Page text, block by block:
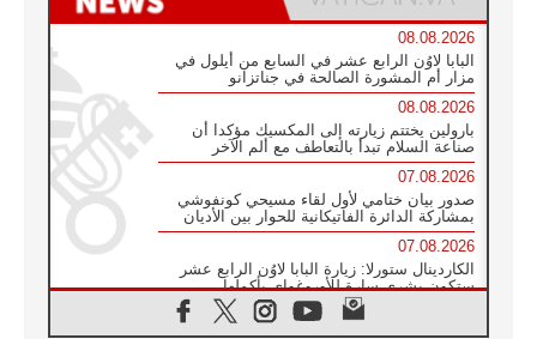
08.08.2026
البابا لاوُن الرابع عشر في السابع من أيلول في
مزار أم المشورة الصالحة في جناتزانو
08.08.2026
بارولين يختتم زيارته إلى المكسيك مؤكدا أن
صناعة السلام تبدأ بالتعاطف مع ألم الآخر
07.08.2026
صدور بيان ختامي لأول لقاء مسيحي كونفوشي
بمشاركة الدائرة الفاتيكانية للحوار بين الأديان
07.08.2026
الكاردينال ستورلا: زيارة البابا لاوُن الرابع عشر
ستكون بشرى سارة للأوروغواي بأكملها